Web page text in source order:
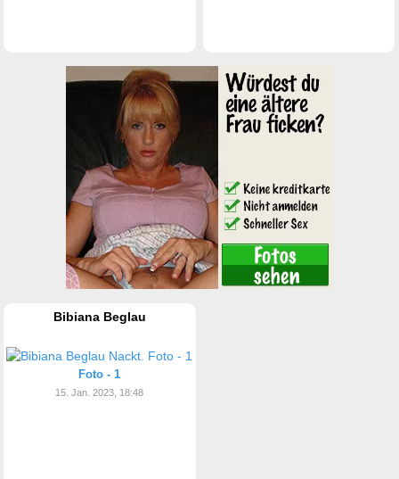
Bibiana Beglau
Foto - 1
15. Jan. 2023, 18:48